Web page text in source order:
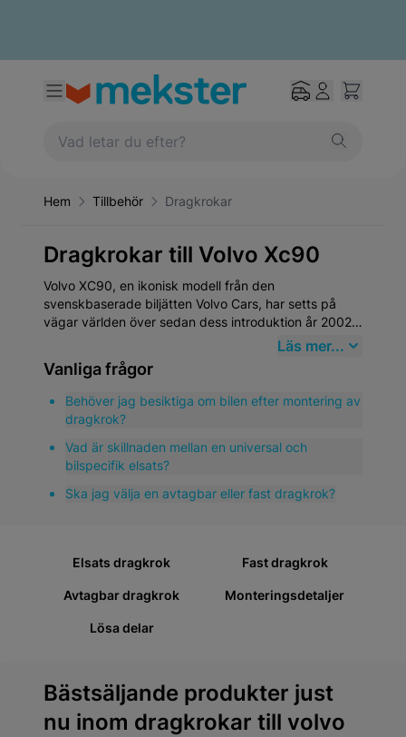
Hem Tillbehör Dragkrokar
Dragkrokar till Volvo Xc90
Volvo XC90, en ikonisk modell från den
svenskbaserade biljätten Volvo Cars, har setts på
vägar världen över sedan dess introduktion år 2002.
Denna SUV är känd för sin robusta design,
säkerhetsfunktioner och familjevänliga inredning. När
det gäller reservdelar är det viktigt att välja
produkter som överensstämmer med den höga
kvaliteten på en Volvo XC90. Mekster.se erbjuder ett
omfattande sortiment av högkvalitativa
eftermarknadsdelar som uppfyller dessa krav.
Läs mer...
Vanliga frågor
Behöver jag besiktiga om bilen efter montering av
dragkrok?
Vad är skillnaden mellan en universal och
bilspecifik elsats?
Ska jag välja en avtagbar eller fast dragkrok?
Elsats dragkrok Fast dragkrok
Avtagbar dragkrok Monteringsdetaljer
Lösa delar
Bästsäljande produkter just
nu inom dragkrokar till volvo